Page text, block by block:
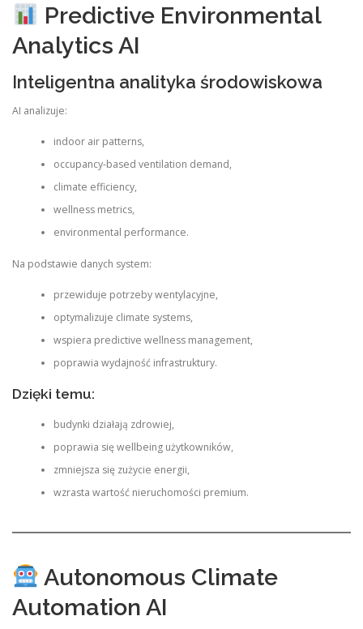
Predictive Environmental
Analytics AI
Inteligentna analityka środowiskowa
AI analizuje:
indoor air patterns,
occupancy-based ventilation demand,
climate efficiency,
wellness metrics,
environmental performance.
Na podstawie danych system:
przewiduje potrzeby wentylacyjne,
optymalizuje climate systems,
wspiera predictive wellness management,
poprawia wydajność infrastruktury.
Dzięki temu:
budynki działają zdrowiej,
poprawia się wellbeing użytkowników,
zmniejsza się zużycie energii,
wzrasta wartość nieruchomości premium.
Autonomous Climate
Automation AI